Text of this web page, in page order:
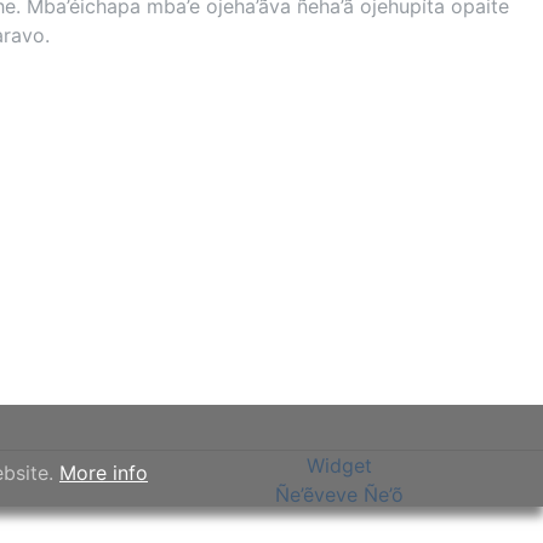
mba’e ojeha’ãva ñeha’ã ojehupíta opaite
Widget
Ñe’ẽveve Ñe’õ
More info